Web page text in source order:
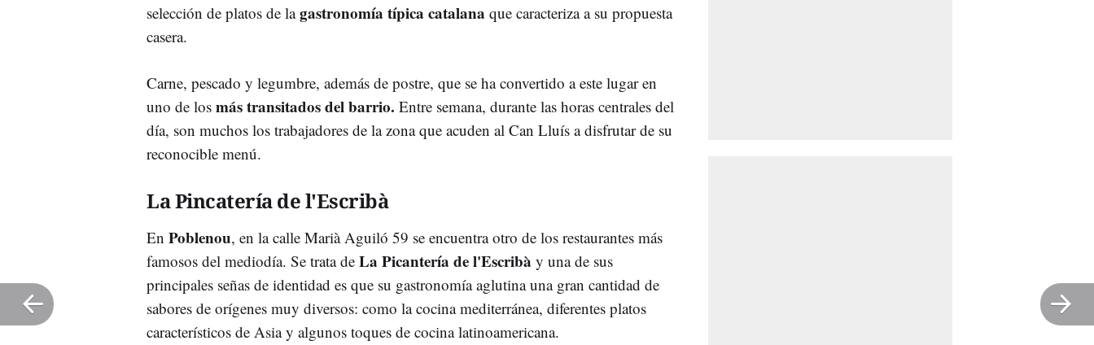
selección de platos de lagastronomía típica catalana que caracteriza a su propuesta
casera.
Carne, pescado y legumbre, además de postre, que se ha convertido a este lugar en
uno de los más transitados del barrio. Entre semana, durante las horas centrales del
día, son muchos los trabajadores de la zona que acuden al Can Lluís a disfrutar de su
reconocible menú.
La Pincatería de l'Escribà
En Poblenou, en la calle Marià Aguiló 59 se encuentra otro de los restaurantes más
famosos del mediodía. Se trata de La Picantería de l'Escribà y una de sus
principales señas de identidad es que su gastronomía aglutina una gran cantidad de
sabores de orígenes muy diversos: como la cocina mediterránea, diferentes platos
característicos de Asia y algunos toques de cocina latinoamericana.